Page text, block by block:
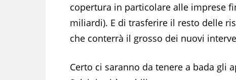
copertura in particolare alle imprese
miliardi). E di trasferire il resto delle
che conterrà il grosso dei nuovi
Certo ci saranno da tenere a bada gli